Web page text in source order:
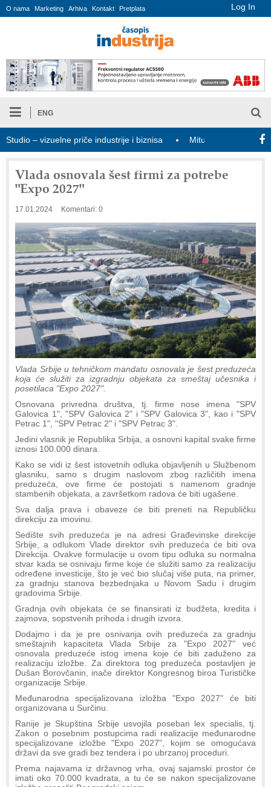
Log In
O nama Marketing Arhiva Kontakt Pretplata
ENG
– vizuelne priče industrije i biznisa Mitutoyo Crysta-Apex V
Vlada osnovala šest firmi za potrebe
"Expo 2027"
17.01.2024 Komentari: 0
Vlada Srbije u tehničkom mandatu osnovala je šest preduzeća
koja će služiti za izgradnju objekata za smeštaj učesnika i
posetilaca "Expo 2027".
Osnovana privredna društva, tj. firme nose imena "SPV
Galovica 1", "SPV Galovica 2" i "SPV Galovica 3", kao i "SPV
Petrac 1", "SPV Petrac 2" i "SPV Petrac 3".
Jedini vlasnik je Republika Srbija, a osnovni kapital svake firme
iznosi 100.000 dinara.
Kako se vidi iz šest istovetnih odluka objavljenih u Službenom
glasniku, samo s drugim naslovom zbog različitih imena
preduzeća, ove firme će postojati s namenom gradnje
stambenih objekata, a završetkom radova će biti ugašene.
Sva dalja prava i obaveze će biti preneti na Republičku
direkciju za imovinu.
Sedište svih preduzeća je na adresi Građevinske direkcije
Srbije, a odlukom Vlade direktor svih preduzeća će biti ova
Direkcija. Ovakve formulacije u ovom tipu odluka su normalna
stvar kada se osnivaju firme koje će služiti samo za realizaciju
određene investicije, što je već bio slučaj više puta, na primer,
za gradnju stanova bezbednjaka u Novom Sadu i drugim
gradovima Srbije.
Gradnja ovih objekata će se finansirati iz budžeta, kredita i
zajmova, sopstvenih prihoda i drugih izvora.
Dodajmo i da je pre osnivanja ovih preduzeća za gradnju
smeštajnih kapaciteta Vlada Srbije za "Expo 2027" već
osnovala preduzeće istog imena koje će biti zaduženo za
realizaciju izložbe. Za direktora tog preduzeća postavljen je
Dušan Borovčanin, inače direktor Kongresnog biroa Turističke
organizacije Srbije.
Međunarodna specijalizovana izložba "Expo 2027" će biti
organizovana u Surčinu.
Ranije je Skupština Srbije usvojila poseban lex specialis, tj.
Zakon o posebnim postupcima radi realizacije međunarodne
specijalizovane izložbe "Expo 2027", kojim se omogućava
državi da sve gradi bez tendera i po ubrzanoj proceduri.
Prema najavama iz državnog vrha, ovaj sajamski prostor će
imati oko 70.000 kvadrata, a tu će se nakon specijalizovane